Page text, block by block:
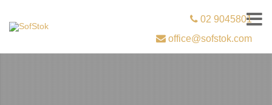
02 9045801
office@sofstok.com